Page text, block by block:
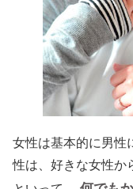
女性は基本的に男性
性は、好きな女性か